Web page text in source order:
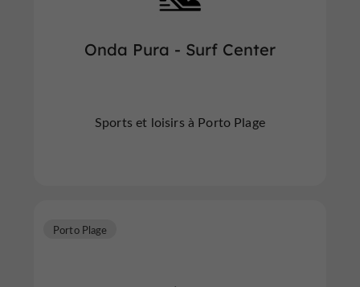
Onda Pura - Surf Center
Sports et loisirs à Porto Plage
Porto Plage